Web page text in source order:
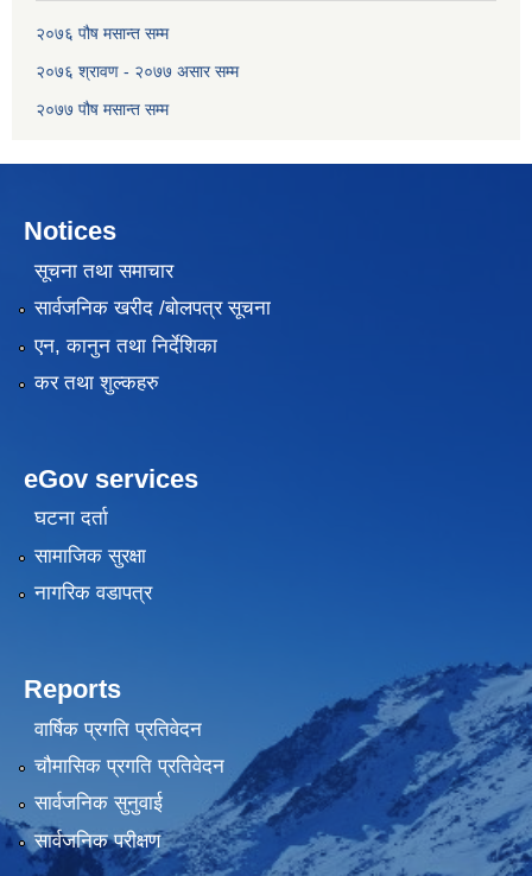
२०७६ पौष मसान्त सम्म
२०७६ श्रावण - २०७७ असार सम्म
२०७७ पौष मसान्त सम्म
Notices
सूचना तथा समाचार
सार्वजनिक खरीद /बोलपत्र सूचना
एन, कानुन तथा निर्देशिका
कर तथा शुल्कहरु
eGov services
घटना दर्ता
सामाजिक सुरक्षा
नागरिक वडापत्र
Reports
वार्षिक प्रगति प्रतिवेदन
चौमासिक प्रगति प्रतिवेदन
सार्वजनिक सुनुवाई
सार्वजनिक परीक्षण